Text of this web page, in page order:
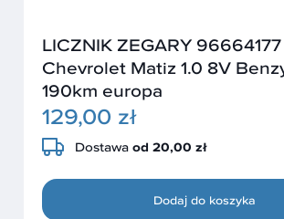
LICZNIK ZEGARY 96664177
Chevrolet Matiz 1.0 8V
190km europa
129,00 zł
Dostawa od 20,00 zł
Dodaj do koszyka